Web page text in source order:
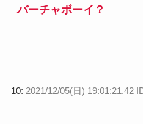
バーチャボーイ？
10: 2021/12/05(日) 19:01:21.42